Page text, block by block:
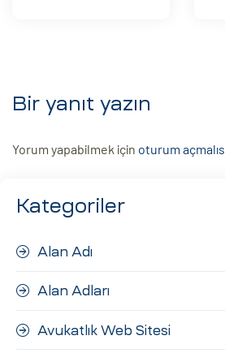
Bir yanıt yazın
Yorum yapabilmek için oturum
Kategoriler
Alan Adı
Alan Adları
Avukatlık Web Sitesi